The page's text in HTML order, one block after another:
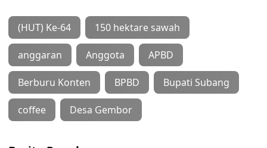
(HUT) Ke-64 150 hektare sawah
anggaran Anggota APBD
Berburu Konten BPBD Bupati Subang
coffee Desa Gembor